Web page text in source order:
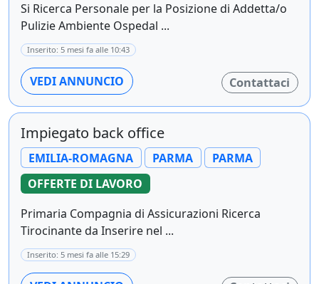
Si Ricerca Personale per la Posizione di Addetta/o
Pulizie Ambiente Ospedal ...
Inserito: 5 mesi fa alle 10:43
VEDI ANNUNCIO Contattaci
Impiegato back office
EMILIA-ROMAGNA PARMA
PARMA
OFFERTE DI LAVORO
Primaria Compagnia di Assicurazioni Ricerca
Tirocinante da Inserire nel ...
Inserito: 5 mesi fa alle 15:29